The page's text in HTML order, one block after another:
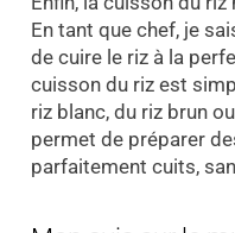
En tant que chef, je
de cuire le riz à la
cuisson du riz est
riz blanc, du riz brun
permet de préparer
parfaitement cuits,